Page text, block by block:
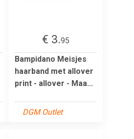
€ 3.95
Bampidano Meisjes
haarband met allover
print - allover - Maa...
DGM Outlet